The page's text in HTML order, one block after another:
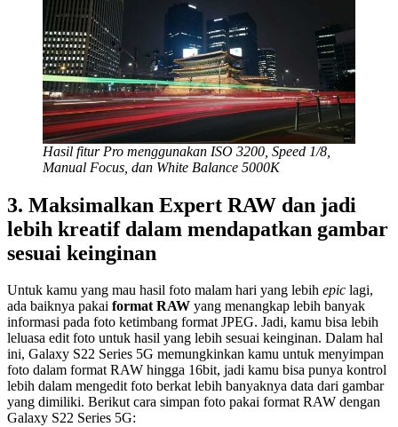
Hasil fitur Pro menggunakan ISO 3200, Speed 1/8,
Manual Focus, dan White Balance 5000K
3. Maksimalkan Expert RAW dan jadi
lebih kreatif dalam mendapatkan gambar
sesuai keinginan
Untuk kamu yang mau hasil foto malam hari yang lebih epic lagi,
ada baiknya pakai format RAW yang menangkap lebih banyak
informasi pada foto ketimbang format JPEG. Jadi, kamu bisa lebih
leluasa edit foto untuk hasil yang lebih sesuai keinginan. Dalam hal
ini, Galaxy S22 Series 5G memungkinkan kamu untuk menyimpan
foto dalam format RAW hingga 16bit, jadi kamu bisa punya kontrol
lebih dalam mengedit foto berkat lebih banyaknya data dari gambar
yang dimiliki. Berikut cara simpan foto pakai format RAW dengan
Galaxy S22 Series 5G: